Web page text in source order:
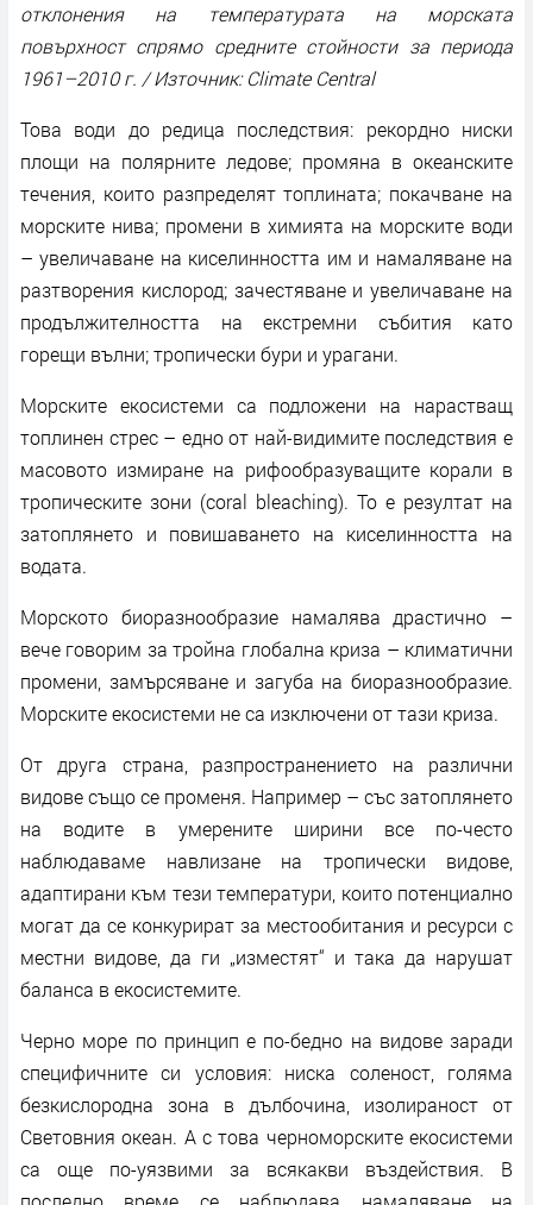
отклонения на температурата на морската
повърхност спрямо средните стойности за периода
1961–2010 г. / Източник: Climate Central
Това води до редица последствия: рекордно ниски
площи на полярните ледове; промяна в океанските
течения, които разпределят топлината; покачване на
морските нива; промени в химията на морските води
– увеличаване на киселинността им и намаляване на
разтворения кислород; зачестяване и увеличаване на
продължителността на екстремни събития като
горещи вълни; тропически бури и урагани.
Морските екосистеми са подложени на нарастващ
топлинен стрес – едно от най-видимите последствия е
масовото измиране на рифообразуващите корали в
тропическите зони (coral bleaching). То е резултат на
затоплянето и повишаването на киселинността на
водата.
Морското биоразнообразие намалява драстично –
вече говорим за тройна глобална криза – климатични
промени, замърсяване и загуба на биоразнообразие.
Морските екосистеми не са изключени от тази криза.
От друга страна, разпространението на различни
видове също се променя. Например – със затоплянето
на водите в умерените ширини все по-често
наблюдаваме навлизане на тропически видове,
адаптирани към тези температури, които потенциално
могат да се конкурират за местообитания и ресурси с
местни видове, да ги „изместят“ и така да нарушат
баланса в екосистемите.
Черно море по принцип е по-бедно на видове заради
специфичните си условия: ниска соленост, голяма
безкислородна зона в дълбочина, изолираност от
Световния океан. А с това черноморските екосистеми
са още по-уязвими за всякакви въздействия. В